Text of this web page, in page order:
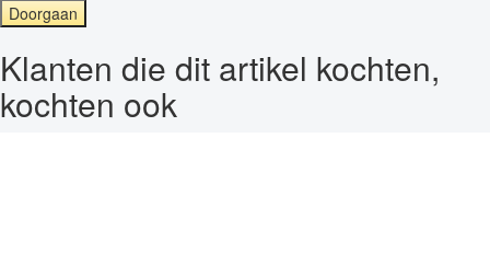
Doorgaan
Klanten die dit artikel kochten,
kochten ook